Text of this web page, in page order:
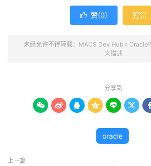
 赞(0) 打赏
未经允许不得转载： MACS Dev Hub» Oracle
义描述
分享到
      
oracle
上一篇